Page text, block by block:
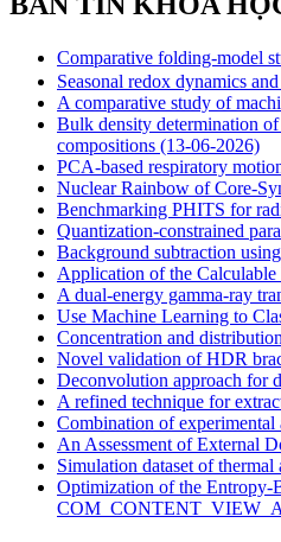
Comparative folding-model
Seasonal redox dynamics
A comparative study of
Bulk density determination
compositions (13-06-2026)
PCA-based respiratory
Nuclear Rainbow of Core-
Benchmarking PHITS for
Quantization-constrained
Background subtraction
Application of the
A dual-energy gamma-ray
Use Machine Learning to
Concentration and
Novel validation of HDR
Deconvolution approach for
A refined technique for
Combination of
An Assessment of External
Simulation dataset of
Optimization of the Entropy-